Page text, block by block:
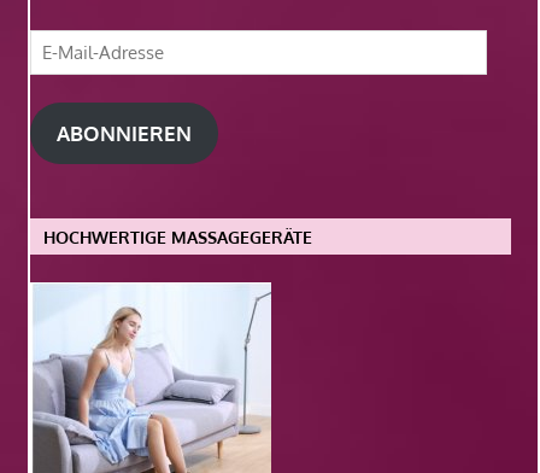
E-
Mail-
Adresse
ABONNIEREN
HOCHWERTIGE MASSAGEGERÄTE